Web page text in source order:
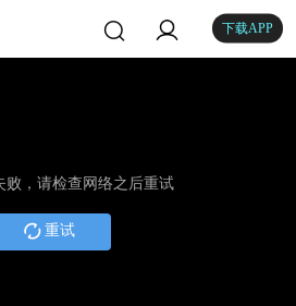
下载APP
败，请检查网络之后重试
重试